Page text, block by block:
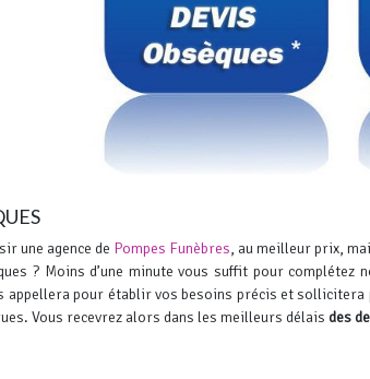
une agence de Pompes Funèbres, au meilleur prix,
?Moins d’une minute vous suffit pour
appellera pour établir vos besoins précis et sollicitera
Vous recevrez alors dans les meilleurs délais des